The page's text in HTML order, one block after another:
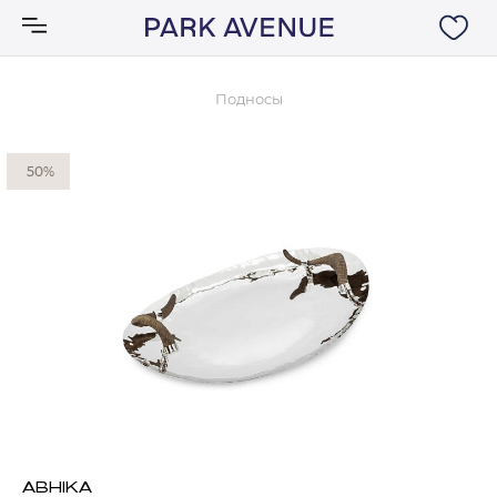
Подносы
50%
ABHIKA